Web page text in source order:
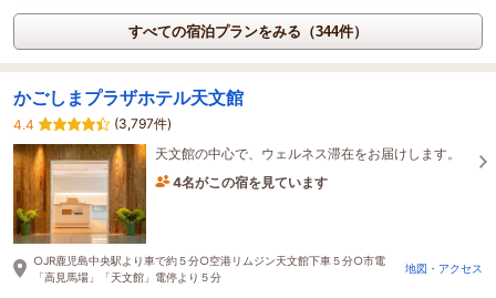
すべての宿泊プランをみる（344件）
かごしまプラザホテル天文館
4.4
(3,797件)
天文館の中心で、ウェルネス滞在をお届けします。
4名がこの宿を見ています
○JR鹿児島中央駅より車で約５分○空港リムジン天文館下車５分○市電
「高見馬場」「天文館」電停より５分
地図・アクセス